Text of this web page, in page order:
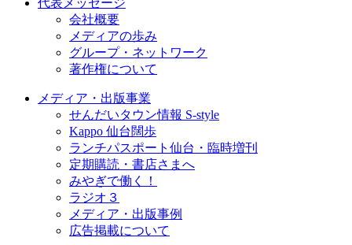
代表メッセージ
会社概要
メディアの歩み
グループ・ネットワーク
著作権について
メディア・出版事業
せんだいタウン情報 S-style
Kappo 仙台闊歩
ランチパスポート仙台・臨時増刊
定期購読・書店さまへ
みやぎで働く！
ラジオ３
メディア・出版事例
広告掲載について